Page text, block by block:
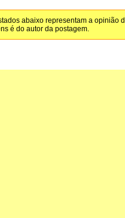
abaixo representam a opinião
é do autor da postagem.